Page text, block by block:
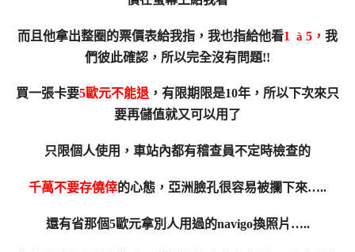
而且他拿出整圈的票價表給我指，我也指給他看1 à 5， 我
們彼此確認，所以完全沒有問題!!
買一張卡要5歐元不能退 ，有限期限是10年，所以下次來只
要再儲值就又可以用了
只限個人使用，車站內都有稽查員不定時檢查的
千萬不要存僥倖的心態，亞洲臉孔很容易被攔下來…..
還有省那個5歐元拿別人用過的navigo換照片…..